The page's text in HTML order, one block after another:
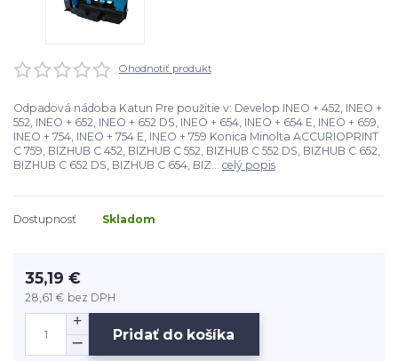
Ohodnotiť produkt
Odpadová nádoba Katun Pre použitie v: Develop INEO + 452, INEO +
552, INEO + 652, INEO + 652 DS, INEO + 654, INEO + 654 E, INEO + 659,
INEO + 754, INEO + 754 E, INEO + 759 Konica Minolta ACCURIOPRINT
C 759, BIZHUB C 452, BIZHUB C 552, BIZHUB C 552 DS, BIZHUB C 652,
BIZHUB C 652 DS, BIZHUB C 654, BIZ... celý popis
Dostupnosť Skladom
35,19 €
28,61 € bez DPH
Pridať do košíka